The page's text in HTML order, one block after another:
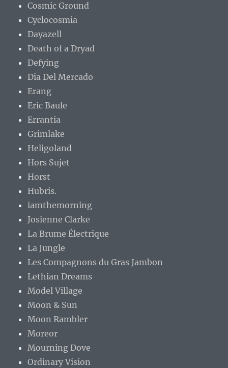
Cosmic Ground
Cyclocosmia
Dayazell
Death of a Dryad
Defying
Dia Del Mercado
Erang
Eric Baule
Errantia
Grimlake
Heligoland
Hors Sujet
Horst
Hubris.
iamthemorning
Josienne Clarke
La Brume Électrique
La Jungle
Les Compagnons du Gras Jambon
Lethian Dreams
Model Village
Moon & Sun
Moon Rambler
Moreor
Mourning Dove
Ordinary Vision